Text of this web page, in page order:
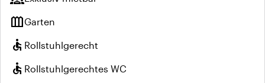
outdoor_gardenGarten
accessible Rollstuhlgerecht
accessible Rollstuhlgerechtes WC